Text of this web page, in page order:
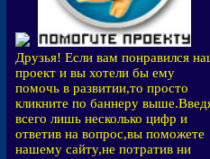
Друзья! Если вам понравился
проект и вы хотели бы ему
помочь в развитии,то просто
кликните по баннеру
всего лишь несколько цифр и
ответив на вопрос,вы поможете
нашему сайту,не потратив ни